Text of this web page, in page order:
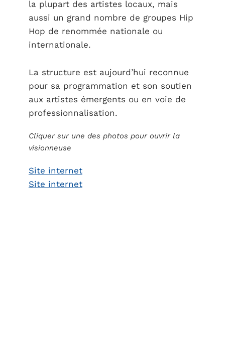
la plupart des artistes locaux, mais
aussi un grand nombre de groupes Hip
Hop de renommée nationale ou
internationale.
La structure est aujourd’hui reconnue
pour sa programmation et son soutien
aux artistes émergents ou en voie de
professionnalisation.
Cliquer sur une des photos pour ouvrir la
visionneuse
Site internet
Site internet